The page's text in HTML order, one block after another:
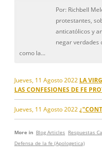
Por: Richbell
protestantes,
anticatólicos y
negar verdades
como la...
Jueves, 11 Agosto 2022 LA
LAS CONFESIONES DE FE
Jueves, 11 Agosto 2022
More in Blog Articles Respuestas
Defensa de la fe (Apologetica)